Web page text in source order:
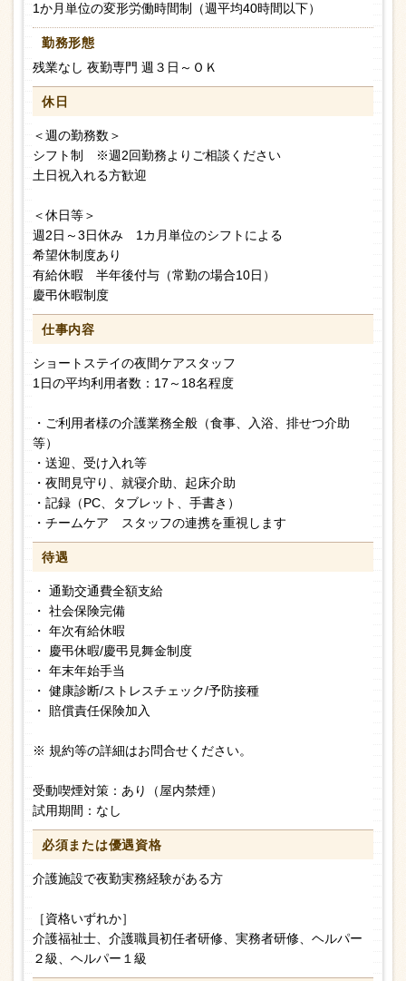
1か月単位の変形労働時間制（週平均40時間以下）
勤務形態
残業なし 夜勤専門 週３日～ＯＫ
休日
＜週の勤務数＞
シフト制 ※週2回勤務よりご相談ください
土日祝入れる方歓迎
＜休日等＞
週2日～3日休み 1カ月単位のシフトによる
希望休制度あり
有給休暇 半年後付与（常勤の場合10日）
慶弔休暇制度
仕事内容
ショートステイの夜間ケアスタッフ
1日の平均利用者数：17～18名程度
・ご利用者様の介護業務全般（食事、入浴、排せつ介助
等）
・送迎、受け入れ等
・夜間見守り、就寝介助、起床介助
・記録（PC、タブレット、手書き）
・チームケア スタッフの連携を重視します
待遇
・ 通勤交通費全額支給
・ 社会保険完備
・ 年次有給休暇
・ 慶弔休暇/慶弔見舞金制度
・ 年末年始手当
・ 健康診断/ストレスチェック/予防接種
・ 賠償責任保険加入
※ 規約等の詳細はお問合せください。
受動喫煙対策：あり（屋内禁煙）
試用期間：なし
必須または優遇資格
介護施設で夜勤実務経験がある方
［資格いずれか］
介護福祉士、介護職員初任者研修、実務者研修、ヘルパー
２級、ヘルパー１級